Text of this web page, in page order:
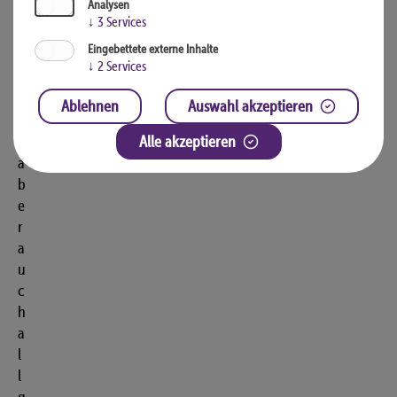
a
b
e
r
a
u
c
h
a
l
l
Analysen
↓ 3 Services
Eingebettete externe Inhalte
↓ 2Services
Ablehnen
Auswahl akzeptieren
Alle akzeptieren